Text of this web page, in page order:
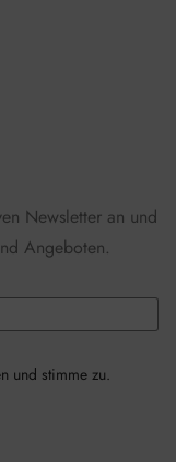
Newsletter an und
Angeboten.
und stimme zu.